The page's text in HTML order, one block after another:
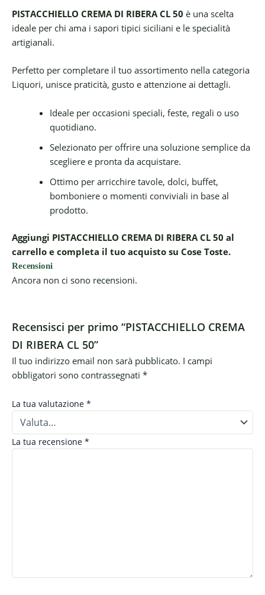
PISTACCHIELLO CREMA DI RIBERA CL 50 è una scelta
ideale per chi ama i sapori tipici siciliani e le specialità
artigianali.
Perfetto per completare il tuo assortimento nella categoria
Liquori, unisce praticità, gusto e attenzione ai dettagli.
Ideale per occasioni speciali, feste, regali o uso
quotidiano.
Selezionato per offrire una soluzione semplice da
scegliere e pronta da acquistare.
Ottimo per arricchire tavole, dolci, buffet,
bomboniere o momenti conviviali in base al
prodotto.
Aggiungi PISTACCHIELLO CREMA DI RIBERA CL 50 al
carrello e completa il tuo acquisto su Cose Toste.
Recensioni
Ancora non ci sono recensioni.
Recensisci per primo “PISTACCHIELLO CREMA
DI RIBERA CL 50”
Il tuo indirizzo email non sarà pubblicato. I campi
obbligatori sono contrassegnati *
La tua valutazione *
La tua recensione *